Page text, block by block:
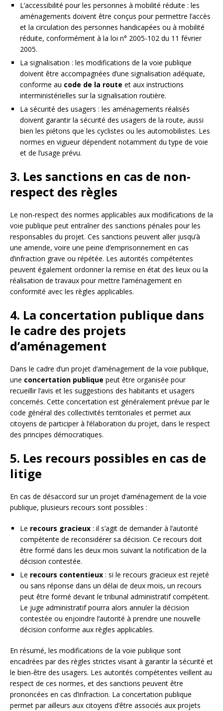
L’accessibilité pour les personnes à mobilité réduite : les
aménagements doivent être conçus pour permettre l’accès
et la circulation des personnes handicapées ou à mobilité
réduite, conformément à la loi n° 2005-102 du 11 février
2005.
La signalisation : les modifications de la voie publique
doivent être accompagnées d’une signalisation adéquate,
conforme au code de la route et aux instructions
interministérielles sur la signalisation routière.
La sécurité des usagers : les aménagements réalisés
doivent garantir la sécurité des usagers de la route, aussi
bien les piétons que les cyclistes ou les automobilistes. Les
normes en vigueur dépendent notamment du type de voie
et de l’usage prévu.
3. Les sanctions en cas de non-
respect des règles
Le non-respect des normes applicables aux modifications de la
voie publique peut entraîner des sanctions pénales pour les
responsables du projet. Ces sanctions peuvent aller jusqu’à
une amende, voire une peine d’emprisonnement en cas
d’infraction grave ou répétée. Les autorités compétentes
peuvent également ordonner la remise en état des lieux ou la
réalisation de travaux pour mettre l’aménagement en
conformité avec les règles applicables.
4. La concertation publique dans
le cadre des projets
d’aménagement
Dans le cadre d’un projet d’aménagement de la voie publique,
une concertation publique peut être organisée pour
recueillir l’avis et les suggestions des habitants et usagers
concernés. Cette concertation est généralement prévue par le
code général des collectivités territoriales et permet aux
citoyens de participer à l’élaboration du projet, dans le respect
des principes démocratiques.
5. Les recours possibles en cas de
litige
En cas de désaccord sur un projet d’aménagement de la voie
publique, plusieurs recours sont possibles :
Le recours gracieux : il s’agit de demander à l’autorité
compétente de reconsidérer sa décision. Ce recours doit
être formé dans les deux mois suivant la notification de la
décision contestée.
Le recours contentieux : si le recours gracieux est rejeté
ou sans réponse dans un délai de deux mois, un recours
peut être formé devant le tribunal administratif compétent.
Le juge administratif pourra alors annuler la décision
contestée ou enjoindre l’autorité à prendre une nouvelle
décision conforme aux règles applicables.
En résumé, les modifications de la voie publique sont
encadrées par des règles strictes visant à garantir la sécurité et
le bien-être des usagers. Les autorités compétentes veillent au
respect de ces normes, et des sanctions peuvent être
prononcées en cas d’infraction. La concertation publique
permet par ailleurs aux citoyens d’être associés aux projets